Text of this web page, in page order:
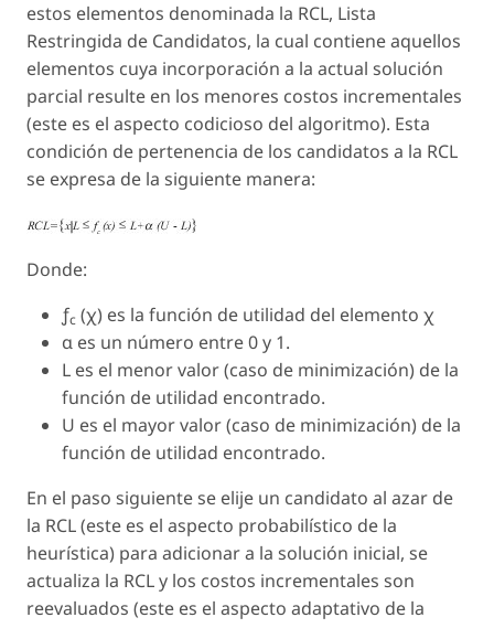
estos elementos denominada la RCL, Lista
Restringida de Candidatos, la cual contiene aquellos
elementos cuya incorporación a la actual solución
parcial resulte en los menores costos incrementales
(este es el aspecto codicioso del algoritmo). Esta
condición de pertenencia de los candidatos a la RCL
se expresa de la siguiente manera:
Donde:
ƒc (χ) es la función de utilidad del elemento χ
α es un número entre 0 y 1.
L es el menor valor (caso de minimización) de la
función de utilidad encontrado.
U es el mayor valor (caso de minimización) de la
función de utilidad encontrado.
En el paso siguiente se elije un candidato al azar de
la RCL (este es el aspecto probabilístico de la
heurística) para adicionar a la solución inicial, se
actualiza la RCL y los costos incrementales son
reevaluados (este es el aspecto adaptativo de la